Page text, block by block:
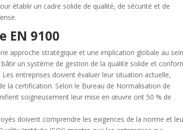
établir un cadre solide de qualité, de sécurité et de
EN 9100
approche stratégique et une implication globale au
un système de gestion de la qualité solide et
entreprises doivent évaluer leur situation actuelle,
la certification. Selon le Bureau de Normalisation de
soigneusement leur mise en œuvre ont 50 % de
doivent comprendre les exigences de la norme et